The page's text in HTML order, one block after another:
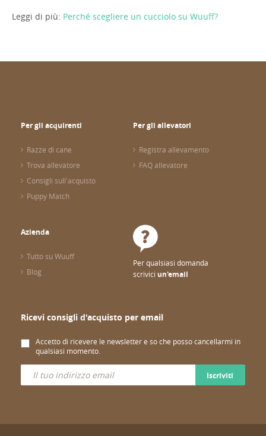
Leggi di più: Perché scegliere un cucciolo su Wuuff?
Per gli acquirenti
Razze di cane
Trova allevatore
Consigli sull'acquisto
Puppy Match
Per gli allevatori
Registra allevamento
FAQ allevatore
Azienda
Tutto su Wuuff
Blog
Per qualsiasi domanda
scrivici un'email
Ricevi consigli d'acquisto per email
Accetto di ricevere le newsletter e so che posso cancellarmi in
qualsiasi momento.
Iscriviti